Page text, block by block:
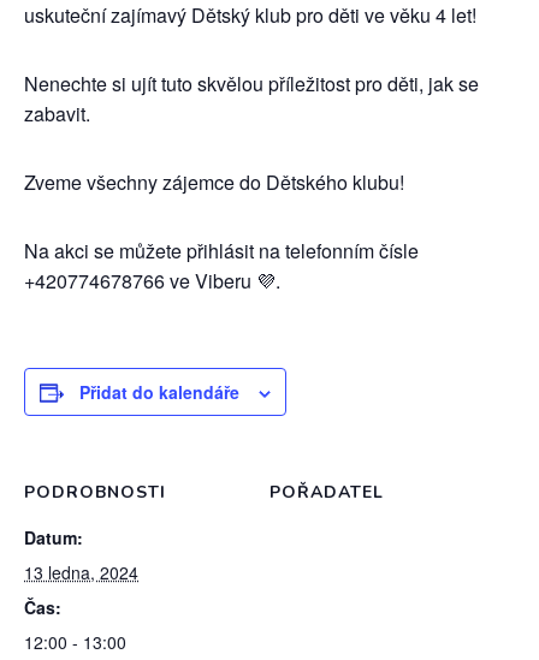
uskuteční zajímavý Dětský klub pro děti ve věku 4 let!
Nenechte si ujít tuto skvělou příležitost pro děti, jak se
zabavit.
Zveme všechny zájemce do Dětského klubu!
Na akci se můžete přihlásit na telefonním čísle
+420774678766 ve Viberu 💜.
Přidat do kalendáře
PODROBNOSTI
Datum:
13 ledna, 2024
Čas:
12:00 - 13:00
POŘADATEL